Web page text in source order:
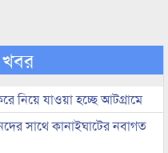
নিয়ে যাওয়া হচ্ছে আটগ্রামে
সাথে কানাইঘাটের নবাগত